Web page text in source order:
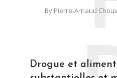
By Pierre-Arnaud
Drogue et